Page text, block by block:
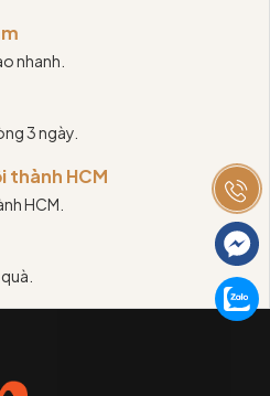
nhanh.
3 ngày.
thành HCM
HCM.